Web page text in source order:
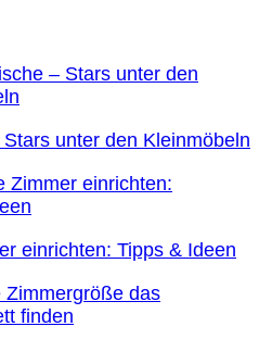
unter den Kleinmöbeln
einrichten: Tipps & Ideen